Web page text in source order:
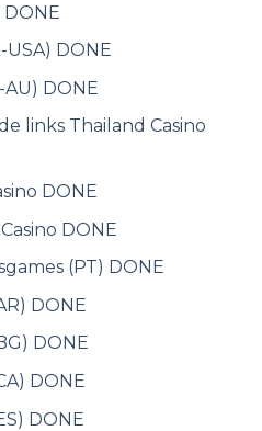
DONE
USA) DONE
AU) DONE
links Thailand Casino
DONE
DONE
(PT) DONE
DONE
DONE
DONE
DONE